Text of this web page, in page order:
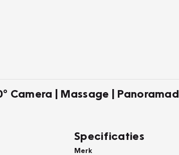
Camera | Massage | Panoramad
Specificaties
Merk